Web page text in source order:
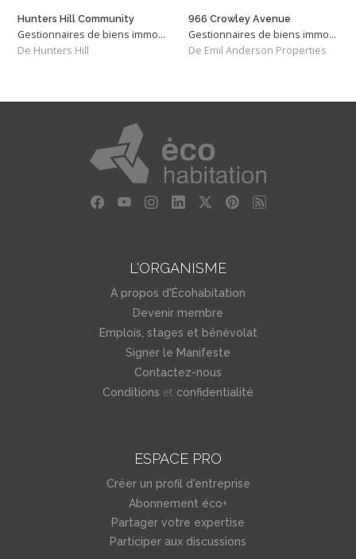
Hunters Hill Community
Gestionnaires de biens immobiliers
De Hunters Hill
966 Crowley Avenue
Gestionnaires de biens immobiliers
De Emil Anderson Properties
L'ORGANISME
À propos d'Écohabitation
Devenir membre
Emplois, stages et bénévolat
Signer le Manifeste
Contactez-nous
Conditions et confidentialité
ESPACE PRO
Créer un profil d'entreprise
Abonnement éco+
Partager votre expertise
Participer aux discussions